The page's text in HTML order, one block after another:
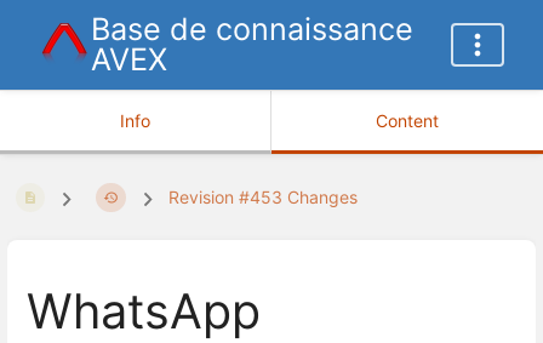
Base de connaissance
AVEX
Info Content
Revision #453 Changes
WhatsApp